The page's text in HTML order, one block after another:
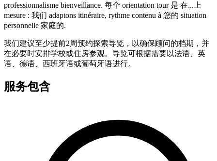
professionnalisme bienveillance. 每个 orientation tour 是 在...上
mesure : 我们 adaptons itinéraire, rythme contenu à 您的 situation
personnelle 家庭的.
我们建议至少提前2周预约探索导览，以确保顾问的档期，并
在必要时安排学校或住房参观。导览可根据需要以法语、英
语、德语、西班牙语或葡萄牙语进行。
服务包含